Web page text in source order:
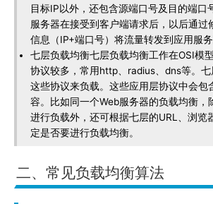
目标IP以外，还包含源端口号及目的端口
服务器在接受到客户端请求后，以后通过
信息（IP+端口号）将流量转发到应用服务
七层负载均衡七层负载均衡工作在OSI模
协议较多，常用http、radius、dns等。
这些协议来负载。这些应用层协议中会包
容。比如同一个Web服务器的负载均衡，
进行负载外，还可根据七层的URL、浏览
定是否要进行负载均衡。
二、常见负载均衡算法